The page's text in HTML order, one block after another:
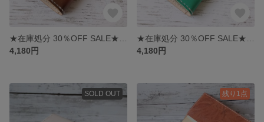
4,180円
4,180円
SOLD OUT 残り1点